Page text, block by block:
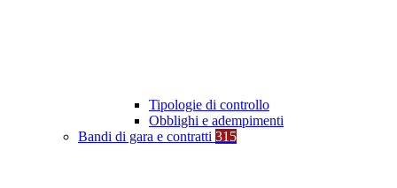
Tipologie di controllo
Obblighi e adempimenti
Bandi di gara e contratti 315